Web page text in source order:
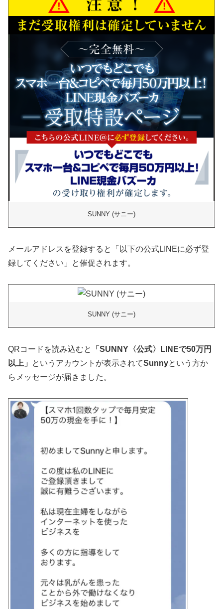
SUNNY (サニー)
メールアドレスを登録すると「以下の公式LINEに必ず登
録してください」と催促されます。
SUNNY (サニー)
QRコードを読み込むと
「SUNNY〈公式〉LINEで50万円
以上」
というアカウントが表示されてSunnyという方か
らメッセージが届きました。